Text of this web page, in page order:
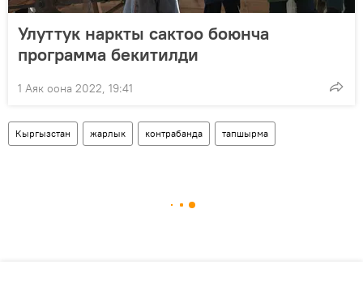
Улуттук наркты сактоо боюнча
программа бекитилди
1 Аяк оона 2022, 19:41
Кыргызстан жарлык контрабанда тапшырма